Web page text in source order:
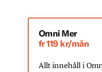
Omni Mer
fr 119 kr/mån
Allt innehåll i